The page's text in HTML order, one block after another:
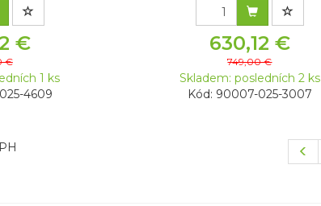
€
€
1 ks
4609
630,12 €
749,00 €
Skladem: posledních 2 ks
Kód: 90007-025-3007